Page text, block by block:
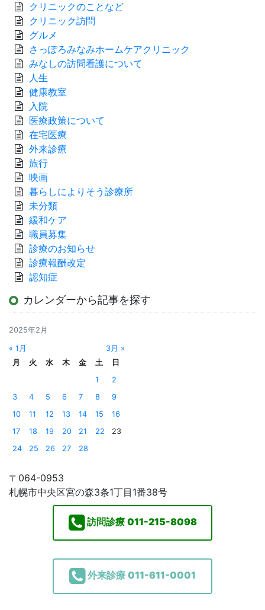
クリニックのことなど
クリニック訪問
グルメ
さっぽろみなみホームケアクリニック
みなしの訪問看護について
人生
健康教室
入院
医療政策について
在宅医療
外来診療
旅行
映画
暮らしによりそう診療所
未分類
緩和ケア
職員募集
診療のお知らせ
診療報酬改定
認知症
カレンダーから記事を探す
2025年2月
« 1月
3月 »
月
火 水 木 金 土
日
1
2
3
4 5 6 7 8
9
10
11 12 13 14 15
16
17
18 19 20 21 22
23
24
25 26 27 28
〒064-0953
札幌市中央区宮の森3条1丁目1番38号
訪問診療 011-215-8098
外来診療 011-611-0001